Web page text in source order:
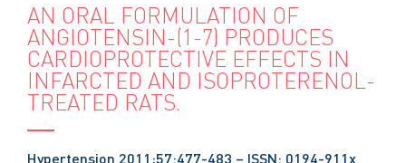
AN ORAL FORMULATION OF
ANGIOTENSIN-(1-7) PRODUCES
CARDIOPROTECTIVE EFFECTS IN
INFARCTED AND ISOPROTERENOL-
TREATED RATS.
Hypertension 2011;57:477-483 – ISSN: 0194-911x